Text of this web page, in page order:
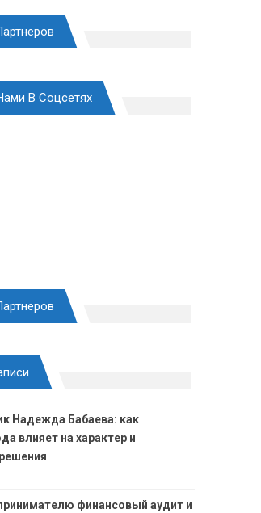
В Соцсетях
Надежда Бабаева: как
влияет на характер и
финансовый аудит и